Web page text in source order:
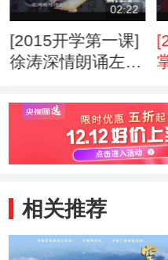
02:22
[2015开学第一课]
徐涛深情朗诵左权
相关推荐